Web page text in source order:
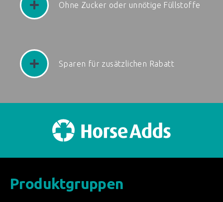
Ohne Zucker oder unnötige Füllstoffe
Sparen für zusätzlichen Rabatt
Produktgruppen